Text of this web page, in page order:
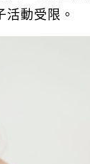
活動受限。